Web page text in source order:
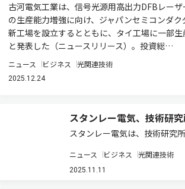
古河電気工業は、信号光源用高出力DFBレー
の生産能力増強に向け、ジャパンセミコンダ
新工場を設立するとともに、タイ工場に一部
と発表した（ニュースリリース）。投資総…
ニュース ビジネス 光関連技術
2025.12.24
スタンレー電気、技術研
スタンレー電気は、技術研究
全性向上のための精密な光制
活・ヘルスケア領域ではウイ
ニュース ビジネス 光関連技術
2025.11.11